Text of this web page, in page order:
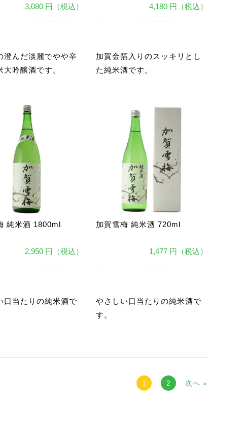
3,080 円（税込）
澄んだ淡麗でやや辛
大吟醸酒です。
4,180 円（税込）
加賀金箔入りのスッキリとし
た純米酒です。
純米酒 1800ml
2,950 円（税込）
口当たりの純米酒で
加賀雪梅 純米酒 720ml
1,477 円（税込）
やさしい口当たりの純米酒で
す。
1 2 次へ »